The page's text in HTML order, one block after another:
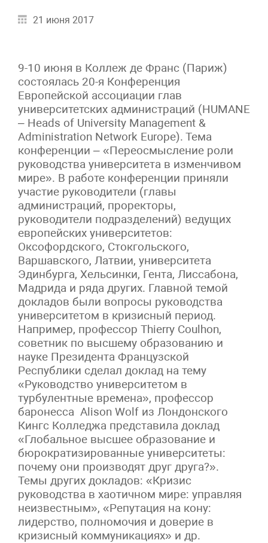
21 июня 2017
9-10 июня в Коллеж де Франс (Париж)
состоялась 20-я Конференция
Европейской ассоциации глав
университетских администраций (HUMANE
– Heads of University Management &
Administration Network Europe). Тема
конференции – «Переосмысление роли
руководства университета в изменчивом
мире». В работе конференции приняли
участие руководители (главы
администраций, проректоры,
руководители подразделений) ведущих
европейских университетов:
Оксофордского, Стокгольского,
Варшавского, Латвии, университета
Эдинбурга, Хельсинки, Гента, Лиссабона,
Мадрида и ряда других. Главной темой
докладов были вопросы руководства
университетом в кризисный период.
Например, профессор Thierry Coulhon,
советник по высшему образованию и
науке Президента Французской
Республики сделал доклад на тему
«Руководство университетом в
турбулентные времена», профессор
баронесса Alison Wolf из Лондонского
Кингс Колледжа представила доклад
«Глобальное высшее образование и
бюрократизированные университеты:
почему они производят друг друга?».
Темы других докладов: «Кризис
руководства в хаотичном мире: управляя
неизвестным», «Репутация на кону:
лидерство, полномочия и доверие в
кризисный коммуникациях» и др.